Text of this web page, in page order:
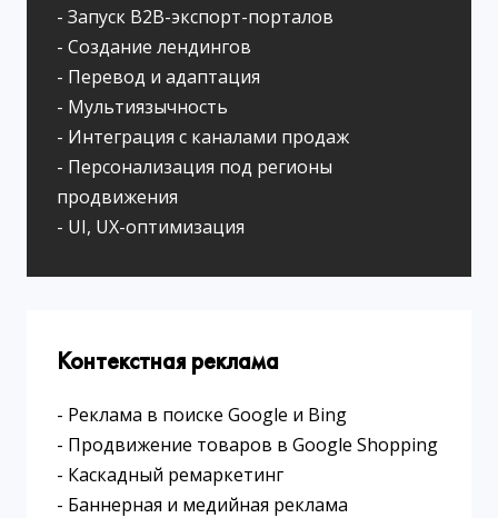
- Запуск B2B-экспорт-порталов
- Создание лендингов
- Перевод и адаптация
- Мультиязычность
- Интеграция с каналами продаж
- Персонализация под регионы
продвижения
- UI, UX-оптимизация
Контекстная реклама
- Реклама в поиске Google и Bing
- Продвижение товаров в Google Shopping
- Каскадный ремаркетинг
- Баннерная и медийная реклама